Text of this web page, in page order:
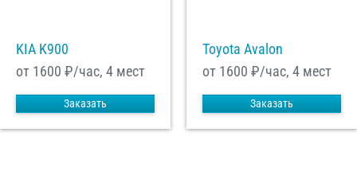
KIA K900
от 1600 ₽/час, 4 мест
Заказать
Toyota Avalon
от 1600 ₽/час, 4 мест
Заказать